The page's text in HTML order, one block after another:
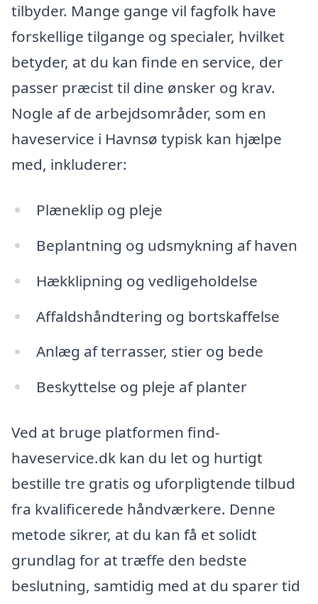
tilbyder. Mange gange vil fagfolk have
forskellige tilgange og specialer, hvilket
betyder, at du kan finde en service, der
passer præcist til dine ønsker og krav.
Nogle af de arbejdsområder, som en
haveservice i Havnsø typisk kan hjælpe
med, inkluderer:
Plæneklip og pleje
Beplantning og udsmykning af haven
Hækklipning og vedligeholdelse
Affaldshåndtering og bortskaffelse
Anlæg af terrasser, stier og bede
Beskyttelse og pleje af planter
Ved at bruge platformen find-
haveservice.dk kan du let og hurtigt
bestille tre gratis og uforpligtende tilbud
fra kvalificerede håndværkere. Denne
metode sikrer, at du kan få et solidt
grundlag for at træffe den bedste
beslutning, samtidig med at du sparer tid